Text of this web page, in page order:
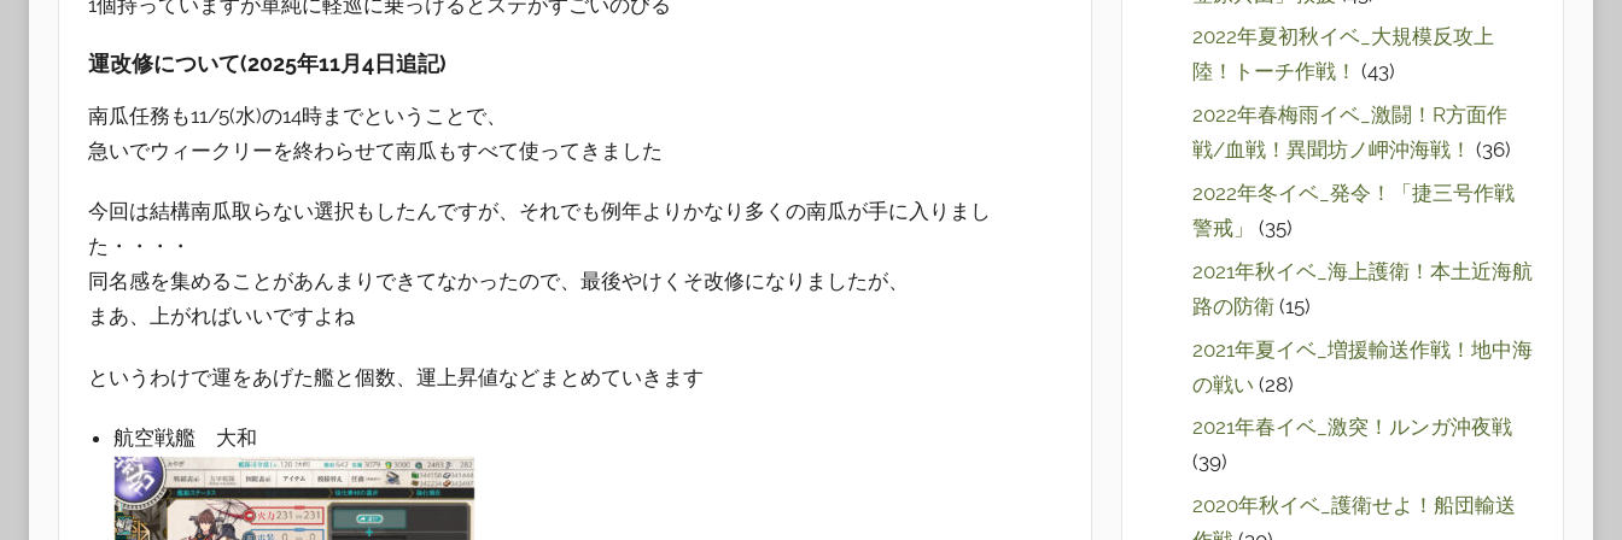
運改修について(2025年11月4日追記)
南瓜任務も11/5(水)の14時までということで、
急いでウィークリーを終わらせて南瓜もすべて使ってきました
今回は結構南瓜取らない選択もしたんですが、それでも例年よりかなり多くの南瓜が手に入りまし
た・・・・
同名感を集めることがあんまりできてなかったので、最後やけくそ改修になりましたが、
まあ、上がればいいですよね
というわけで運をあげた艦と個数、運上昇値などまとめていきます
航空戦艦 大和
2022年夏初秋イベ_大規模反攻上
陸！トーチ作戦！ (43)
2022年春梅雨イベ_激闘！R方面作
戦/血戦！異聞坊ノ岬沖海戦！ (36)
2022年冬イベ_発令！「捷三号作戦
警戒」
(35)
2021年秋イベ_海上護衛！本土近海航
路の防衛(15)
2021年夏イベ_増援輸送作戦！地中海
の戦い (28)
2021年春イベ_激突！ルンガ沖夜戦
(39)
2020年秋イベ_護衛せよ！船団輸送